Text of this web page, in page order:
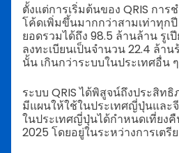
ตั้งแต่การเริ่มต้นของ QRIS การ
โค้ดเพิ่มขึ้นมากกว่าสามเท่าทุก
ยอดรวมได้ถึง 98.5 ล้านล้าน รู
ลงทะเบียนเป็นจำนวน 22.4 ล้า
นั้น เกินกว่าระบบในประเทศอื่น
ระบบ QRIS ได้พิสูจน์ถึงประสิท
มีแผนให้ใช้ในประเทศญี่ปุ่นและ
ในประเทศญี่ปุ่นได้กำหนดเที่ยง
2025 โดยอยู่ในระหว่างการเตรี